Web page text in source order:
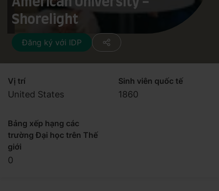
Shorelight
Đăng ký với IDP
Vị trí
United States
Sinh viên quốc tế
1860
Bảng xếp hạng các
trường Đại học trên Thế
giới
0